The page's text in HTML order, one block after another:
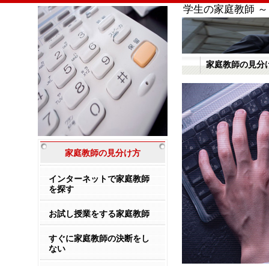
学生の家庭教師
家庭教師の見分
家庭教師の見分け方
インターネットで家庭教師
を探す
お試し授業をする家庭教師
すぐに家庭教師の決断をし
ない